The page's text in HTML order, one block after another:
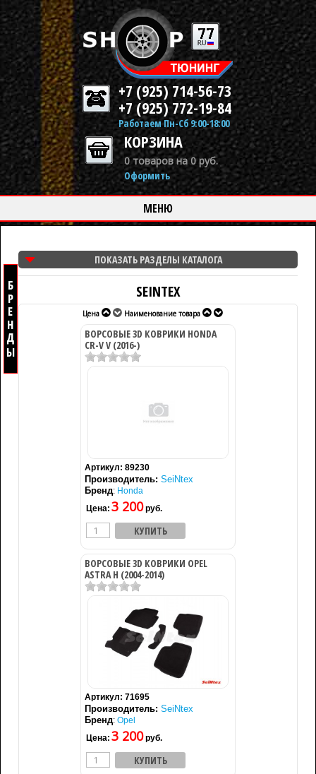
+7 (925) 714-56-73
+7 (925) 772-19-84
Работаем Пн-Сб 9:00-18:00
КОРЗИНА
0 товаров на 0 руб.
Оформить
МЕНЮ
ПОКАЗАТЬ РАЗДЕЛЫ КАТАЛОГА
SEINTEX
Цена Наименование товара
ВОРСОВЫЕ 3D КОВРИКИ HONDA
CR-V V (2016-)
Артикул: 89230
Производитель: SeiNtex
Бренд: Honda
Цена: 3 200руб.
ВОРСОВЫЕ 3D КОВРИКИ OPEL
ASTRA H (2004-2014)
Артикул: 71695
Производитель: SeiNtex
Бренд: Opel
Цена: 3 200руб.